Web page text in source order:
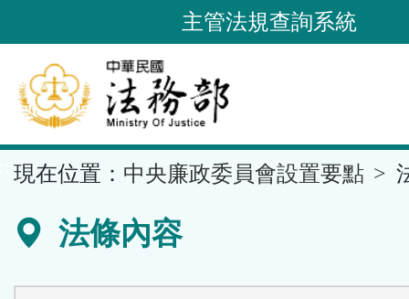
到
要
內
容
區
主管法規查詢系統
現在位置： 中央廉政委員會設置要點
法條內容